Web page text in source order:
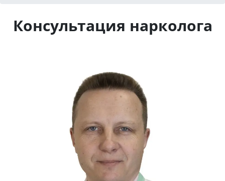
Консультация нарколога